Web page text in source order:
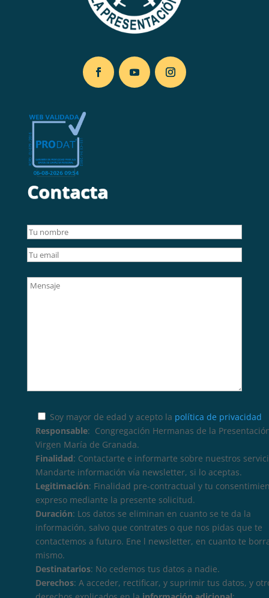
Contacta
Soy mayor de edad y acepto la política de privacidad
Responsable: Congregación Hermanas de la
Virgen María de Granada.
Finalidad: Contactarte e informarte sobre nuestros
Mandarte información vía newsletter, si lo aceptas.
Legitimación: Finalidad pre-contractual y tu
expreso mediante la presente solicitud.
Duración: Los datos se eliminan en cuanto se te da la
información, salvo que contrates o que nos pidas que te
contactemos a futuro. Ene l newsletter, en cuanto te
mismo.
Destinatarios: No cedemos tus datos a nadie.
Derechos: A acceder, rectificar, y suprimir tus datos, y